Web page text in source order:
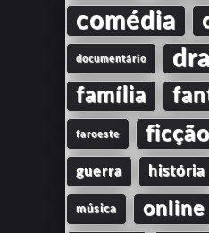
comédia
documentário
família
faroeste
guerra história
música online